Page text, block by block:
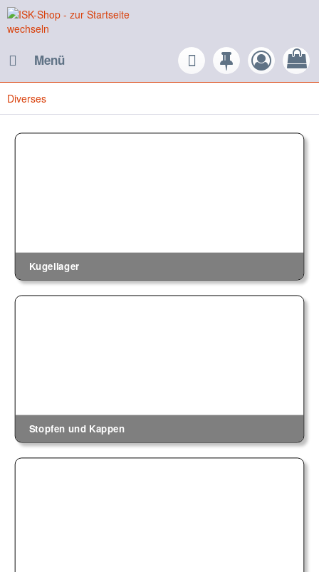
Menü
Diverses
Kugellager
Stopfen und Kappen